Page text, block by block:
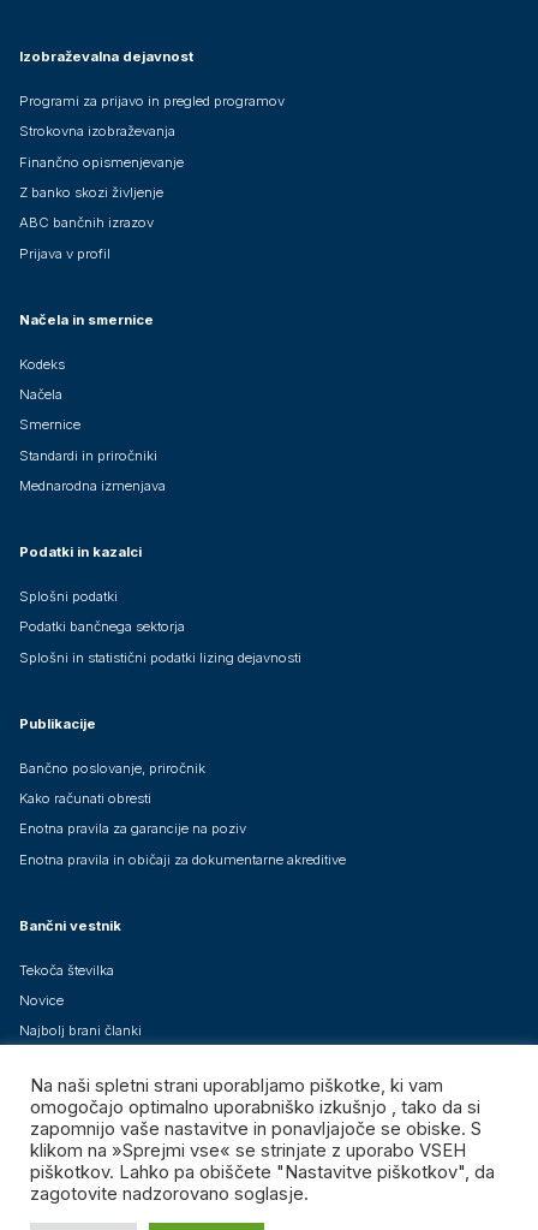
Izobraževalna dejavnost
Programi za prijavo in pregled programov
Strokovna izobraževanja
Finančno opismenjevanje
Z banko skozi življenje
ABC bančnih izrazov
Prijava v profil
Načela in smernice
Kodeks
Načela
Smernice
Standardi in priročniki
Mednarodna izmenjava
Podatki in kazalci
Splošni podatki
Podatki bančnega sektorja
Splošni in statistični podatki lizing dejavnosti
Publikacije
Bančno poslovanje, priročnik
Kako računati obresti
Enotna pravila za garancije na poziv
Enotna pravila in običaji za dokumentarne akreditive
Bančni vestnik
Tekoča številka
Novice
Najbolj brani članki
Brezplačne mednarodne izdaje
Združenje bank Slovenije – GIZ, vse pravice pridržane.
Na naši spletni strani uporabljamo piškotke, ki vam
omogočajo optimalno uporabniško izkušnjo , tako da si
zapomnijo vaše nastavitve in ponavljajoče se obiske. S
klikom na »Sprejmi vse« se strinjate z uporabo VSEH
piškotkov. Lahko pa obiščete "Nastavitve piškotkov", da
zagotovite nadzorovano soglasje.